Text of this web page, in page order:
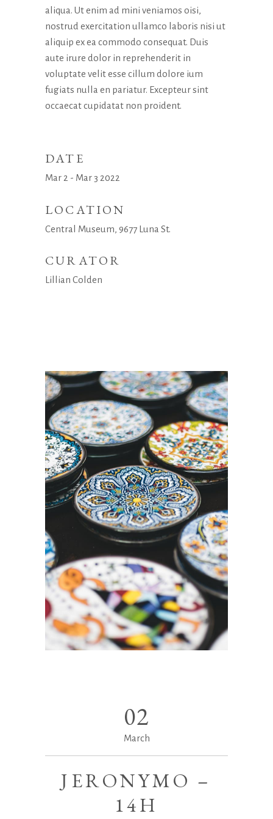
aliqua. Ut enim ad mini veniamos oisi,
nostrud exercitation ullamco laboris nisi ut
aliquip ex ea commodo consequat. Duis
aute irure dolor in reprehenderit in
voluptate velit esse cillum dolore ium
fugiats nulla en pariatur. Excepteur sint
occaecat cupidatat non proident.
DATE
Mar 2 - Mar 3 2022
LOCATION
Central Museum, 9677 Luna St.
CURATOR
Lillian Colden
02
March
JERONYMO –
14H